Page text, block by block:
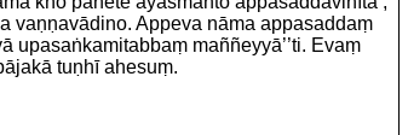
vaṇṇavādino. Appeva nāma appasaddaṃ
upasaṅkamitabbaṃ maññeyyā’’ti. Evaṃ
tuṇhī ahesuṃ.